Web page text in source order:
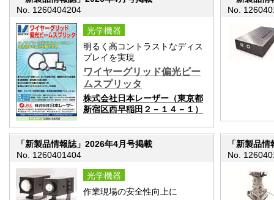
No. 1260404204
光学機器
明るく高コントラストなディス
プレイを実現
ワイヤーグリッド偏光ビー
ムスプリッタ
株式会社日本レーザー（東京都
新宿区西早稲田２－１４－１）
No.
「新製品情報誌」2026年4月号掲載
No. 1260401404
光学機器
作業現場の安全性向上に
「新製品
No.